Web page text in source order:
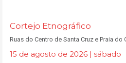
Cortejo Etnográfico
Ruas do Centro de Santa Cruz e Praia do
15 de agosto de 2026 | sábado